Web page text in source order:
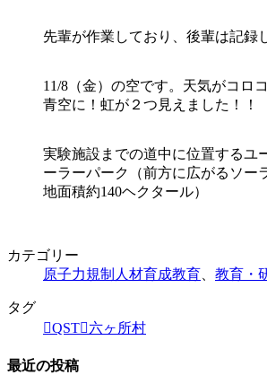
先輩が作業しており、後輩は記録
11/8（金）の空です。天気がコロ
青空に！虹が２つ見えました！！
実験施設までの道中に位置するユ
ーラーパーク（前方に広がるソー
地面積約140ヘクタール）
カテゴリー
原子力規制人材育成教育
教育・
タグ
QST
六ヶ所村
最近の投稿